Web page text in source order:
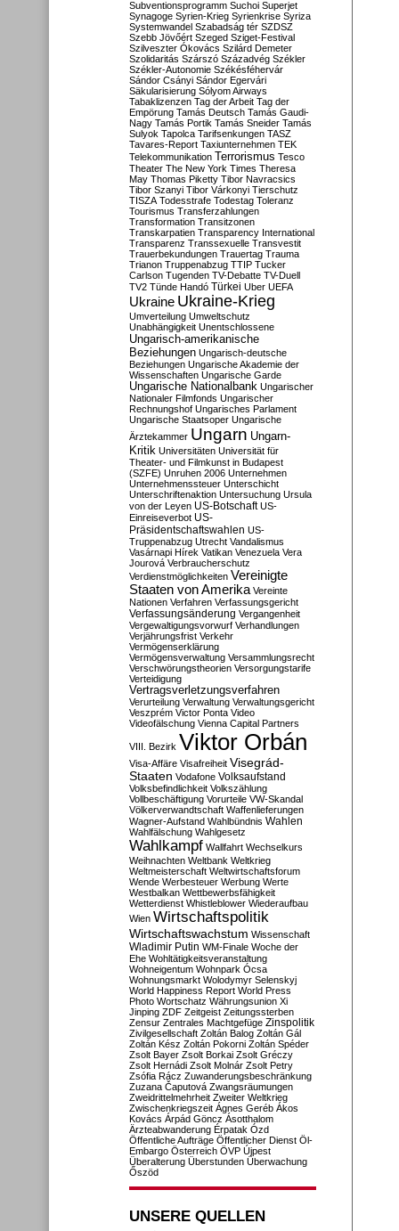
Subventionsprogramm Suchoi Superjet
Synagoge Syrien-Krieg Syrienkrise Syriza
Systemwandel Szabadság tér SZDSZ
Szebb Jövőért Szeged Sziget-Festival
Szilveszter Ókovács Szilárd Demeter
Szolidaritás Szárszó Századvég Székler
Székler-Autonomie Székésféhervár
Sándor Csányi Sándor Egervári
Säkularisierung Sólyom Airways
Tabaklizenzen Tag der Arbeit Tag der
Empörung Tamás Deutsch Tamás Gaudi-
Nagy Tamás Portik Tamás Sneider Tamás
Sulyok Tapolca Tarifsenkungen TASZ
Tavares-Report Taxiunternehmen TEK
Telekommunikation Terrorismus Tesco
Theater The New York Times Theresa
May Thomas Piketty Tibor Navracsics
Tibor Szanyi Tibor Várkonyi Tierschutz
TISZA Todesstrafe Todestag Toleranz
Tourismus Transferzahlungen
Transformation Transitzonen
Transkarpatien Transparency International
Transparenz Transsexuelle Transvestit
Trauerbekundungen Trauertag Trauma
Trianon Truppenabzug TTIP Tucker
Carlson Tugenden TV-Debatte TV-Duell
TV2 Tünde Handó Türkei Uber UEFA
Ukraine Ukraine-Krieg
Umverteilung Umweltschutz
Unabhängigkeit Unentschlossene
Ungarisch-amerikanische
Beziehungen Ungarisch-deutsche
Beziehungen Ungarische Akademie der
Wissenschaften Ungarische Garde
Ungarische Nationalbank Ungarischer
Nationaler Filmfonds Ungarischer
Rechnungshof Ungarisches Parlament
Ungarische Staatsoper Ungarische
Ärztekammer Ungarn Ungarn-
Kritik Universitäten Universität für
Theater- und Filmkunst in Budapest
(SZFE) Unruhen 2006 Unternehmen
Unternehmenssteuer Unterschicht
Unterschriftenaktion Untersuchung Ursula
von der Leyen US-Botschaft US-
Einreiseverbot US-
Präsidentschaftswahlen US-
Truppenabzug Utrecht Vandalismus
Vasárnapi Hírek Vatikan Venezuela Vera
Jourová Verbraucherschutz
Verdienstmöglichkeiten Vereinigte
Staaten von Amerika Vereinte
Nationen Verfahren Verfassungsgericht
Verfassungsänderung Vergangenheit
Vergewaltigungsvorwurf Verhandlungen
Verjährungsfrist Verkehr
Vermögenserklärung
Vermögensverwaltung Versammlungsrecht
Verschwörungstheorien Versorgungstarife
Verteidigung
Vertragsverletzungsverfahren
Verurteilung Verwaltung Verwaltungsgericht
Veszprém Victor Ponta Video
Videofälschung Vienna Capital Partners
VIII. Bezirk Viktor Orbán
Visa-Affäre Visafreiheit Visegrád-
Staaten Vodafone Volksaufstand
Volksbefindlichkeit Volkszählung
Vollbeschäftigung Vorurteile VW-Skandal
Völkerverwandtschaft Waffenlieferungen
Wagner-Aufstand Wahlbündnis Wahlen
Wahlfälschung Wahlgesetz
Wahlkampf Wallfahrt Wechselkurs
Weihnachten Weltbank Weltkrieg
Weltmeisterschaft Weltwirtschaftsforum
Wende Werbesteuer Werbung Werte
Westbalkan Wettbewerbsfähigkeit
Wetterdienst Whistleblower Wiederaufbau
Wien Wirtschaftspolitik
Wirtschaftswachstum Wissenschaft
Wladimir Putin WM-Finale Woche der
Ehe Wohltätigkeitsveranstaltung
Wohneigentum Wohnpark Ócsa
Wohnungsmarkt Wolodymyr Selenskyj
World Happiness Report World Press
Photo Wortschatz Währungsunion Xi
Jinping ZDF Zeitgeist Zeitungssterben
Zensur Zentrales Machtgefüge Zinspolitik
Zivilgesellschaft Zoltán Balog Zoltán Gál
Zoltán Kész Zoltán Pokorni Zoltán Spéder
Zsolt Bayer Zsolt Borkai Zsolt Gréczy
Zsolt Hernádi Zsolt Molnár Zsolt Petry
Zsófia Rácz Zuwanderungsbeschränkung
Zuzana Čaputová Zwangsräumungen
Zweidrittelmehrheit Zweiter Weltkrieg
Zwischenkriegszeit Ágnes Geréb Ákos
Kovács Árpád Göncz Ásotthalom
Ärzteabwanderung Érpatak Ózd
Öffentliche Aufträge Öffentlicher Dienst Öl-
Embargo Österreich ÖVP Újpest
Überalterung Überstunden Überwachung
Őszöd
UNSERE QUELLEN